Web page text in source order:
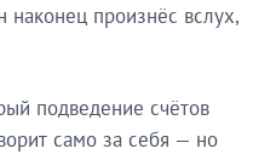
произнёс вслух,
подведение счётов
само за себя — но